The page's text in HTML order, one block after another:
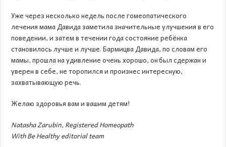
Уже через несколько недель после гомеопатического
лечения мама Давида заметила значительные улучшения в его
поведении, и затем в течении года состояние ребёнка
становилось лучше и лучше. Бармицва Давида, по словам его
мамы, прошла на удивление очень хорошо, он был сдержан и
уверен в себе, не торопился и произнес интересную,
захватывающую речь.
Желаю здоровья вам и вашим детям!
Natasha Zarubin, Registered Homeopath
With Be Healthy editorial team